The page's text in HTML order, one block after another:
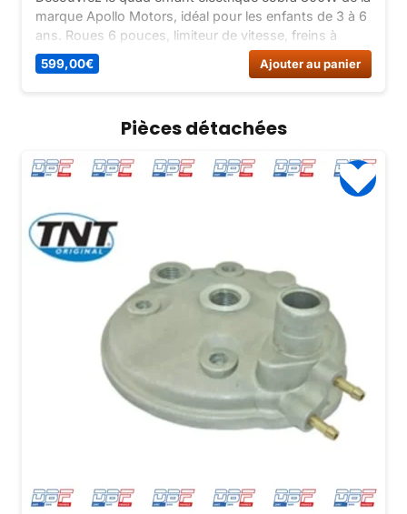
marque Apollo Motors, idéal pour les enfants de 3 à 6
ans. Roues 6 pouces, limiteur de vitesse, freins à
disque, chargeur inclus. Achetez maintenant sur Dirt
Bike France !
599,00€ Ajouter au panier
Pièces détachées